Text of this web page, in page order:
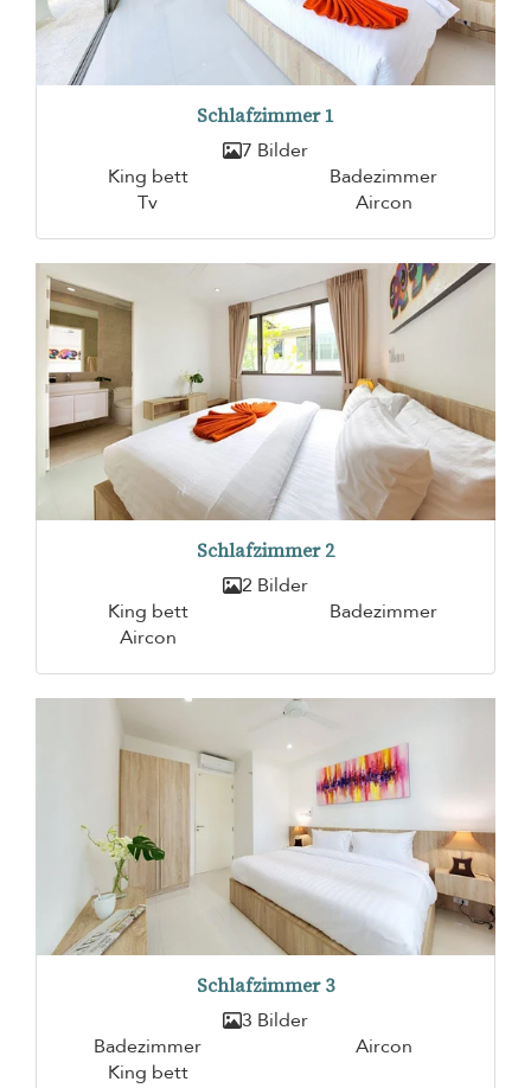
Schlafzimmer 1
7 Bilder
King bett
Badezimmer
Tv
Aircon
Schlafzimmer 2
2 Bilder
King bett
Badezimmer
Aircon
Schlafzimmer 3
3 Bilder
Badezimmer
Aircon
King bett